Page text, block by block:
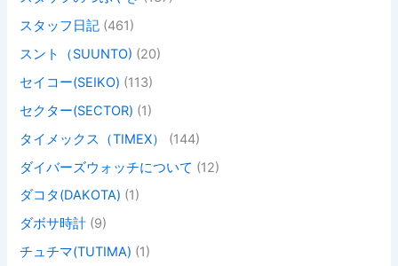
スタッフ日記 (461)
スント（SUUNTO) (20)
セイコー(SEIKO) (113)
セクター(SECTOR) (1)
タイメックス（TIMEX）
(144)
ダイバーズウォッチについて (12)
ダコタ(DAKOTA) (1)
ダボサ時計 (9)
チュチマ(TUTIMA) (1)